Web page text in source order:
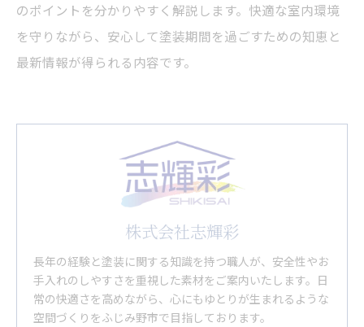
のポイントを分かりやすく解説します。快適な室内環境
を守りながら、安心して塗装期間を過ごすための知恵と
最新情報が得られる内容です。
株式会社志輝彩
長年の経験と塗装に関する知識を持つ職人が、安全性やお
手入れのしやすさを重視した素材をご案内いたします。日
常の快適さを高めながら、心にもゆとりが生まれるような
空間づくりをふじみ野市で目指しております。